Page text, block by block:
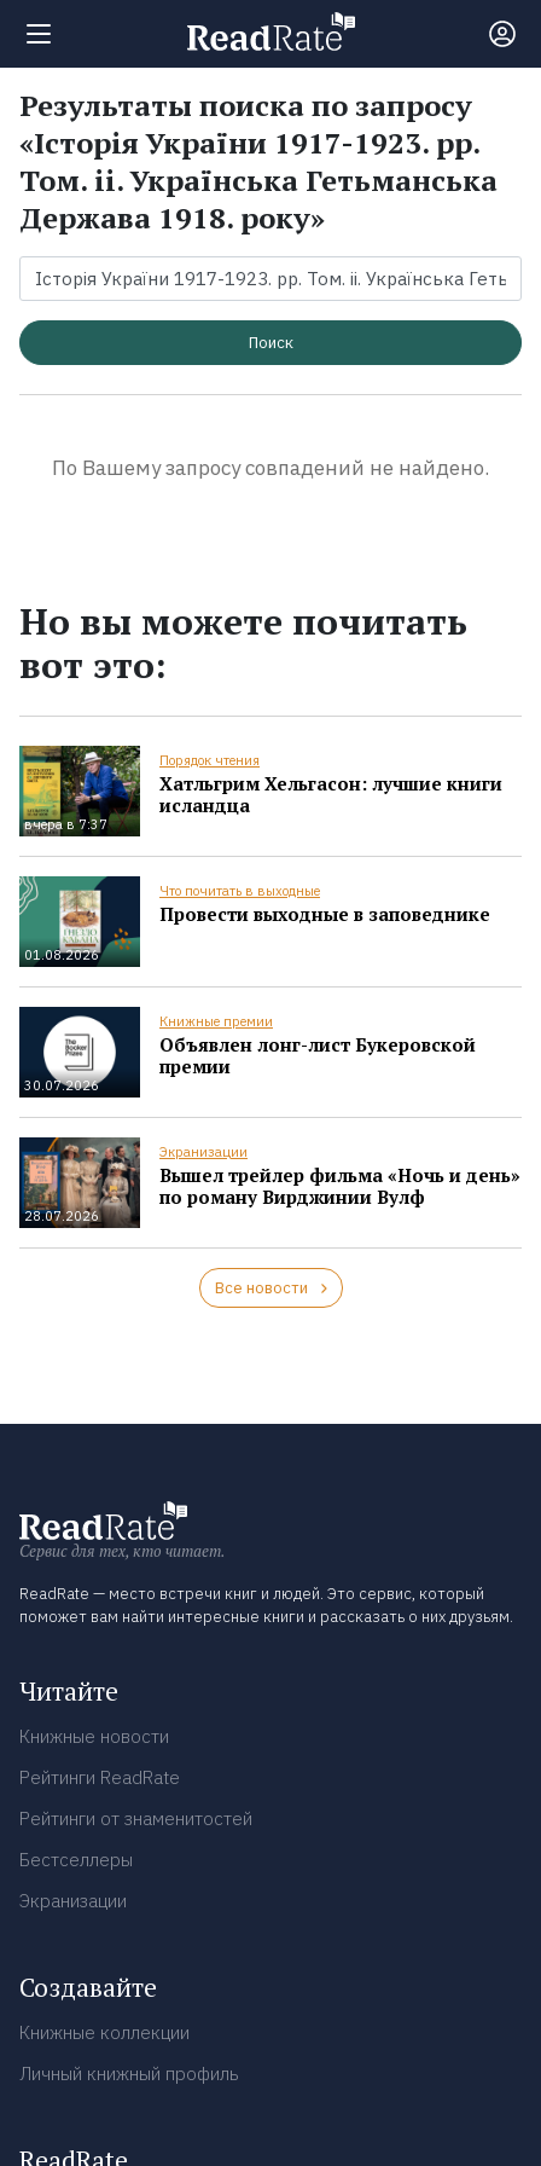
Поиск
Новости
Рейтинги
Книги
Результаты поиска по запросу
«Історія України 1917-1923. рр.
Том. іі. Українська Гетьманська
Держава 1918. року»
Поиск
По Вашему запросу совпадений не найдено.
Но вы можете почитать
вот это:
вчера в 7:37
Порядок чтения
Хатльгрим Хельгасон: лучшие книги
исландца
01.08.2026
Что почитать в выходные
Провести выходные в заповеднике
30.07.2026
Книжные премии
Объявлен лонг-лист Букеровской
премии
28.07.2026
Экранизации
Вышел трейлер фильма «Ночь и день»
по роману Вирджинии Вулф
Все новости
Сервис для тех, кто читает.
ReadRate — место встречи книг и людей. Это сервис, который
поможет вам найти интересные книги и рассказать о них друзьям.
Читайте
Книжные новости
Рейтинги ReadRate
Рейтинги от знаменитостей
Бестселлеры
Экранизации
Создавайте
Книжные коллекции
Личный книжный профиль